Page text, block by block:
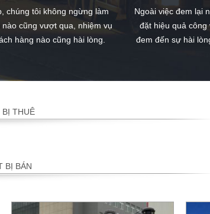
chúng tôi không ngừng làm
cũng vượt qua, nhiệm vụ
hàng nào cũng hài lòng.
Ngoài việc đem lại
đặt hiệu quả công
đem đến sự hài
BỊ THUÊ
BỊ BÁN